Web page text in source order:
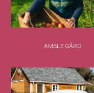
AMBLE GÅRD